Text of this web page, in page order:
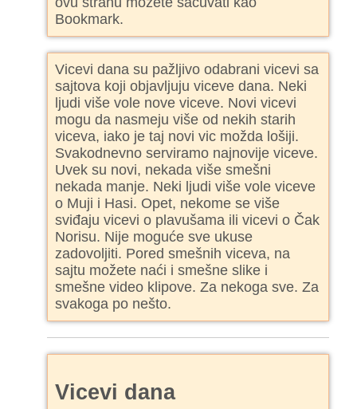
Bookmark.
Vicevi dana su pažljivo odabrani vicevi sa
sajtova koji objavljuju viceve dana. Neki
ljudi više vole nove viceve. Novi vicevi
mogu da nasmeju više od nekih starih
viceva, iako je taj novi vic možda lošiji.
Svakodnevno serviramo najnovije viceve.
Uvek su novi, nekada više smešni
nekada manje. Neki ljudi više vole viceve
o Muji i Hasi. Opet, nekome se više
sviđaju vicevi o plavušama ili vicevi o Čak
Norisu. Nije moguće sve ukuse
zadovoljiti. Pored smešnih viceva, na
sajtu možete naći i smešne slike i
smešne video klipove. Za nekoga sve. Za
svakoga po nešto.
Vicevi dana